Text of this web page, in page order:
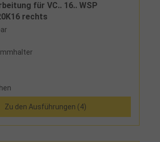
für VC.. 16.. WSP
rechts
Zu den Ausführungen (4)